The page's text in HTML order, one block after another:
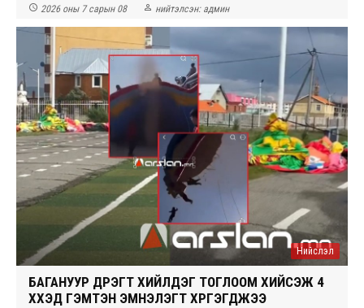
 2026 оны 7 сарын 08  нийтэлсэн: админ
Нийслэл
БАГАНУУР ДҮҮРЭГТ ХИЙЛДЭГ ТОГЛООМ ХИЙСЭЖ 4
ХҮҮХЭД ГЭМТЭН ЭМНЭЛЭГТ ХҮРГЭГДЖЭЭ